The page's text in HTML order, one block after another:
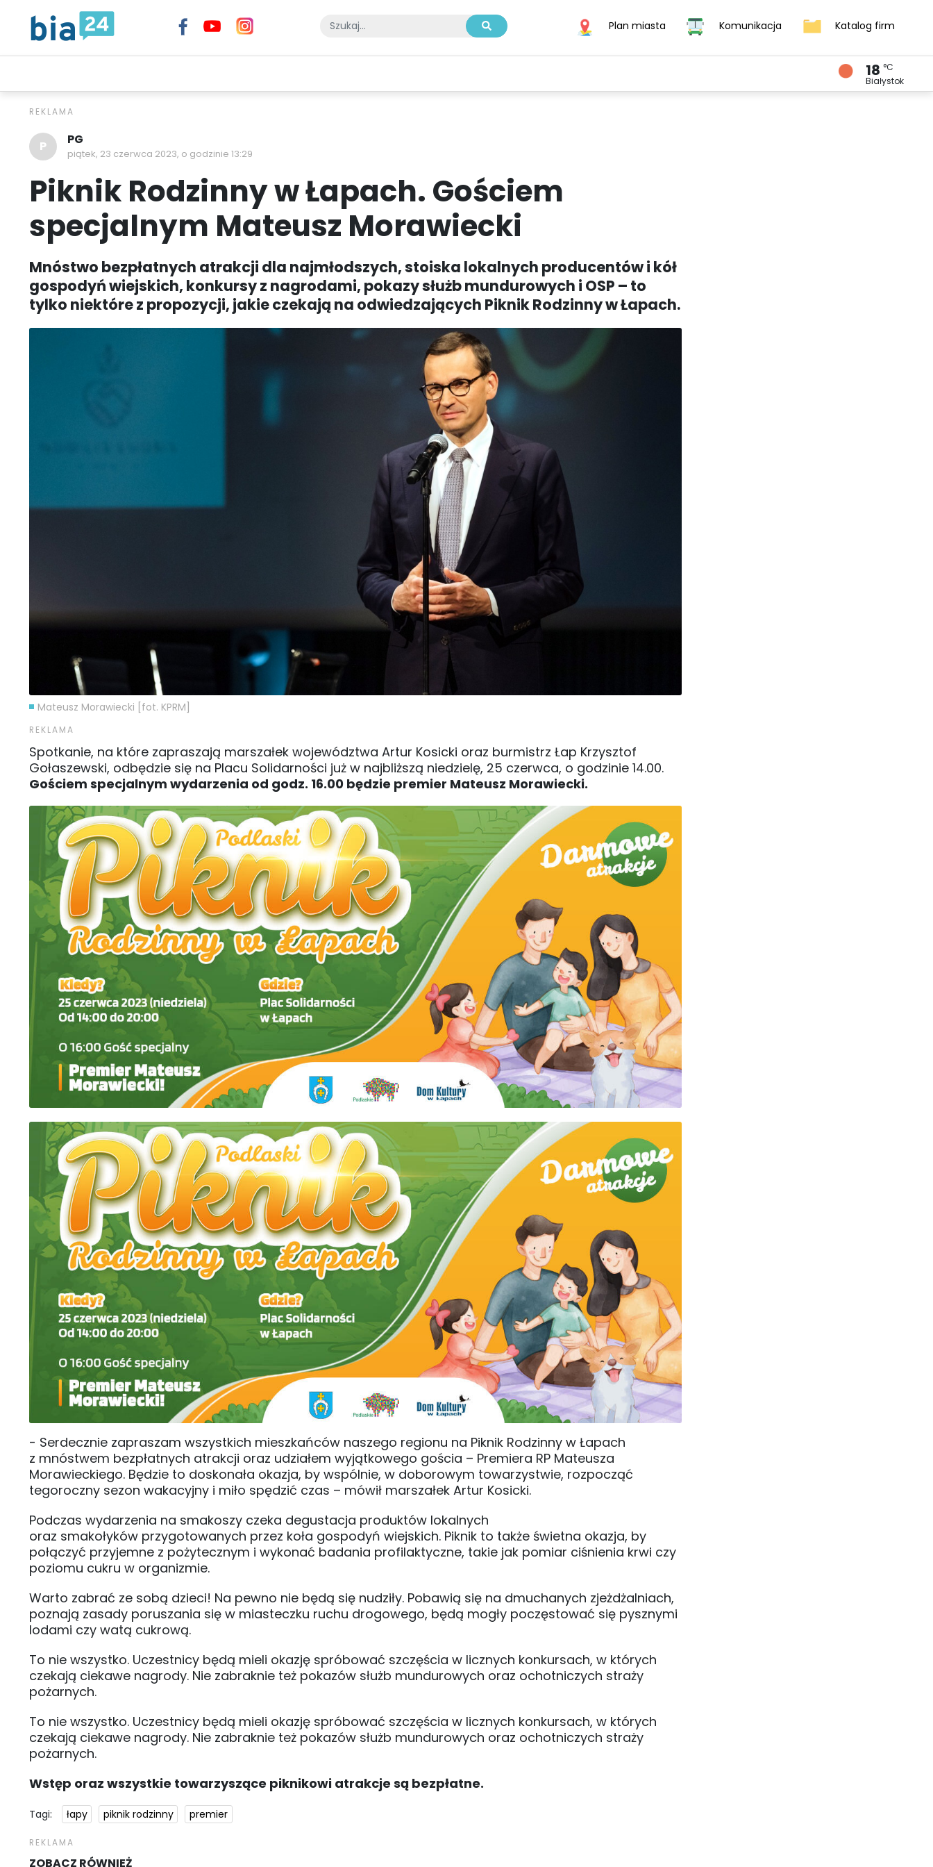
Plan miasta Komunikacja Katalog firm
УКРАЇНСЬКИЙ18 °C
Białystok
P PG
piątek, 23 czerwca 2023, o godzinie 13:29
Piknik Rodzinny w Łapach. Gościem
specjalnym Mateusz Morawiecki
Mnóstwo bezpłatnych atrakcji dla najmłodszych, stoiska lokalnych producentów i kół
gospodyń wiejskich, konkursy z nagrodami, pokazy służb mundurowych i OSP – to
tylko niektóre z propozycji, jakie czekają na odwiedzających Piknik Rodzinny w Łapach.
Mateusz Morawiecki [fot. KPRM]
Spotkanie, na które zapraszają marszałek województwa Artur Kosicki oraz burmistrz Łap Krzysztof
Gołaszewski, odbędzie się na Placu Solidarności już w najbliższą niedzielę, 25 czerwca, o godzinie 14.00.
Gościem specjalnym wydarzenia od godz. 16.00 będzie premier Mateusz Morawiecki.
- Serdecznie zapraszam wszystkich mieszkańców naszego regionu na Piknik Rodzinny w Łapach
z mnóstwem bezpłatnych atrakcji oraz udziałem wyjątkowego gościa – Premiera RP Mateusza
Morawieckiego. Będzie to doskonała okazja, by wspólnie, w doborowym towarzystwie, rozpocząć
tegoroczny sezon wakacyjny i miło spędzić czas – mówił marszałek Artur Kosicki.
Podczas wydarzenia na smakoszy czeka degustacja produktów lokalnych
oraz smakołyków przygotowanych przez koła gospodyń wiejskich. Piknik to także świetna okazja, by
połączyć przyjemne z pożytecznym i wykonać badania profilaktyczne, takie jak pomiar ciśnienia krwi czy
poziomu cukru w organizmie.
Warto zabrać ze sobą dzieci! Na pewno nie będą się nudziły. Pobawią się na dmuchanych zjeżdżalniach,
poznają zasady poruszania się w miasteczku ruchu drogowego, będą mogły poczęstować się pysznymi
lodami czy watą cukrową.
To nie wszystko. Uczestnicy będą mieli okazję spróbować szczęścia w licznych konkursach, w których
czekają ciekawe nagrody. Nie zabraknie też pokazów służb mundurowych oraz ochotniczych straży
pożarnych.
To nie wszystko. Uczestnicy będą mieli okazję spróbować szczęścia w licznych konkursach, w których
czekają ciekawe nagrody. Nie zabraknie też pokazów służb mundurowych oraz ochotniczych straży
pożarnych.
Wstęp oraz wszystkie towarzyszące piknikowi atrakcje są bezpłatne.
Tagi: łapy piknik rodzinny premier
ZOBACZ RÓWNIEŻ